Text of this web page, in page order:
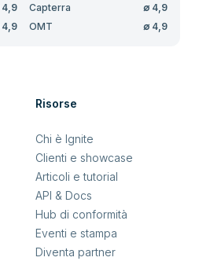
4,9 Capterra ∅ 4,9
4,9 OMT ∅ 4,9
Risorse
Chi è Ignite
Clienti e showcase
Articoli e tutorial
API & Docs
Hub di conformità
Eventi e stampa
Diventa partner